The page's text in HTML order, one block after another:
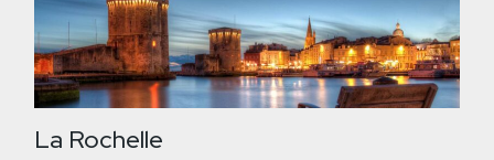
La Rochelle